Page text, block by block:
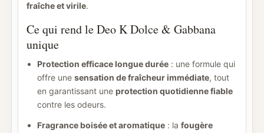
fraîche et virile.
Ce qui rend le Deo K Dolce & Gabbana
unique
Protection efficace longue durée : une formule qui
offre une sensation de fraîcheur immédiate, tout
en garantissant une protection quotidienne fiable
contre les odeurs.
Fragrance boisée et aromatique : la fougère